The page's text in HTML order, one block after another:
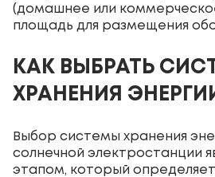
(домашнее или
площадь для размещения
КАК ВЫБРАТЬ
ХРАНЕНИЯ
Выбор системы хранения
солнечной электростанции
этапом, который